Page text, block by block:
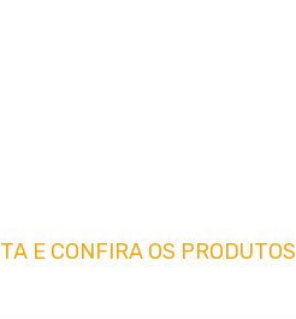
E CONFIRA OS PRODUTOS